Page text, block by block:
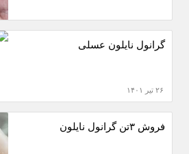
گرانول نایلون عسلی
۲۶ تیر ۱۴۰۱
فروش ۳تن گرانول نایلون